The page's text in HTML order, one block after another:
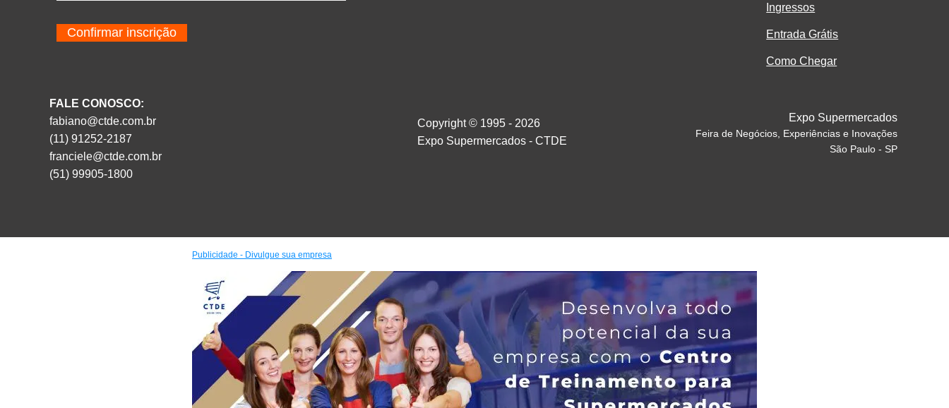
Confirmar inscrição
FALE CONOSCO:
fabiano@ctde.com.br
(11) 91252-2187
franciele@ctde.com.br
(51) 99905-1800
Copyright © 1995 - 2026
Expo Supermercados - CTDE
Ingressos
Entrada Grátis
Como Chegar
Expo Supermercados
Feira de Negócios, Experiências e Inovações
São Paulo - SP
Publicidade - Divulgue sua empresa